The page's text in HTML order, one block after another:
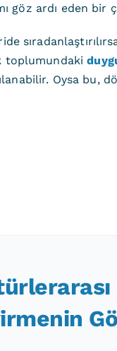
göz ardı eden
toplumundaki
Oysa bu,